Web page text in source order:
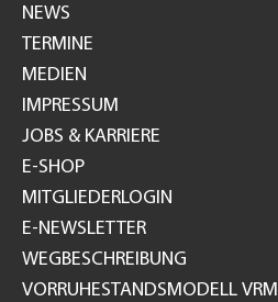
NEWS
TERMINE
MEDIEN
IMPRESSUM
JOBS & KARRIERE
E-SHOP
MITGLIEDERLOGIN
E-NEWSLETTER
WEGBESCHREIBUNG
VORRUHESTANDSMODELL VRM